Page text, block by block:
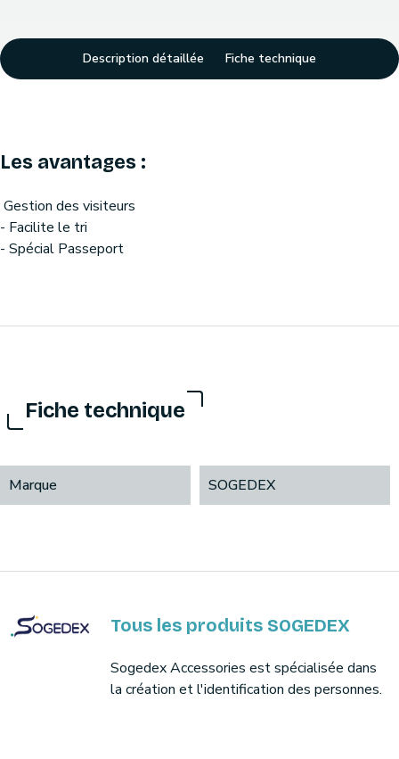
Description détaillée Fiche technique
Les avantages :
Gestion des visiteurs
- Facilite le tri
- Spécial Passeport
Fiche technique
Marque SOGEDEX
Tous les produits SOGEDEX
Sogedex Accessories est spécialisée dans
la création et l'identification des personnes.